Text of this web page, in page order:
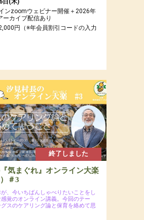
日(木)
ンzoomウェビナー開催＋2026年
ーカイブ配信あり
円（※年会員割引コードの入力
終了しました
気まぐれ』オンライン大楽
＃3
、今いちばんしゃべりたいことをし
覚のオンライン講義。今回のテー
スのケアリング論と保育を絡めて思